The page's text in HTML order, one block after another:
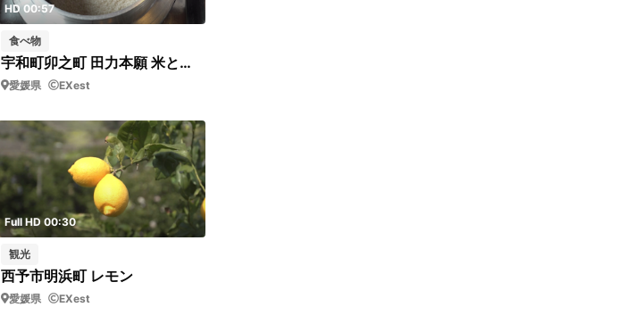
HD 00:57
食べ物
宇和町卯之町 田力本願 米とぎ①_短03
愛媛県 EXest
Full HD 00:30
観光
西予市明浜町 レモン
愛媛県 EXest